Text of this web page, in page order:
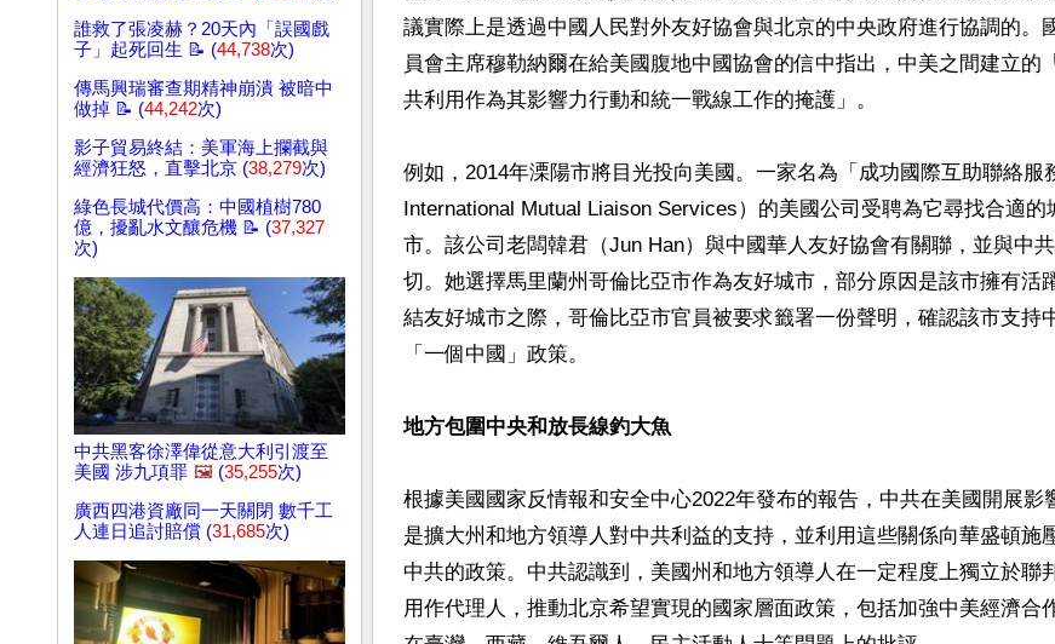
誰救了張凌赫？20天內「誤國戲
子」起死回生 📝 (44,738次)
傳馬興瑞審查期精神崩潰 被暗中
做掉 📝 (44,242次)
影子貿易終結：美軍海上攔截與
經濟狂怒，直擊北京 (38,279次)
綠色長城代價高：中國植樹780
億，擾亂水文釀危機 📝 (37,327
次)
中共黑客徐澤偉從意大利引渡至
美國 涉九項罪 🖼️ (35,255次)
廣西四港資廠同一天關閉 數千工
人連日追討賠償 (31,685次)
議實際上是透過中國人民對外友好協會與北京的中央政府進行協調的。
員會主席穆勒納爾在給美國腹地中國協會的信中指出，中美之間建立的
共利用作為其影響力行動和統一戰線工作的掩護」。
例如，2014年溧陽市將目光投向美國。一家名為「成功國際互助聯絡服
International Mutual Liaison Services）的美國公司受聘為它尋找合適的
市。該公司老闆韓君（Jun Han）與中國華人友好協會有關聯，並與中
切。她選擇馬里蘭州哥倫比亞市作為友好城市，部分原因是該市擁有活
結友好城市之際，哥倫比亞市官員被要求籤署一份聲明，確認該市支持
「一個中國」政策。
地方包圍中央和放長線釣大魚
根據美國國家反情報和安全中心2022年發布的報告，中共在美國開展影
是擴大州和地方領導人對中共利益的支持，並利用這些關係向華盛頓施
中共的政策。中共認識到，美國州和地方領導人在一定程度上獨立於聯
用作代理人，推動北京希望實現的國家層面政策，包括加強中美經濟合